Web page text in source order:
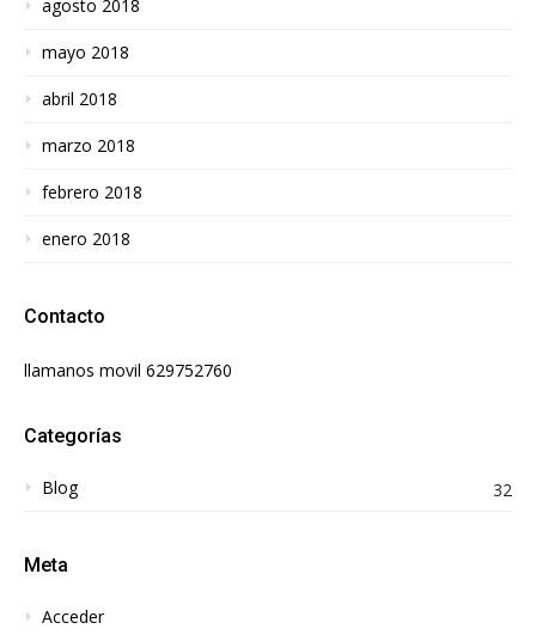
agosto 2018
mayo 2018
abril 2018
marzo 2018
febrero 2018
enero 2018
Contacto
llamanos movil 629752760
Categorías
Blog 32
Meta
Acceder